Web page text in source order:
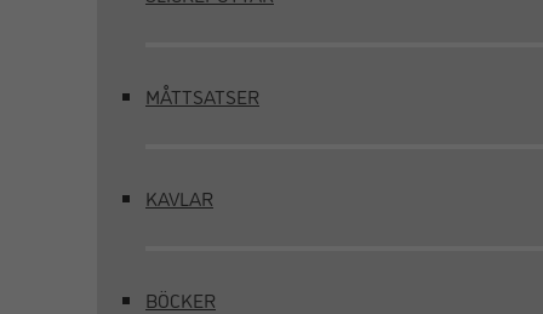
MÅTTSATSER
KAVLAR
BÖCKER